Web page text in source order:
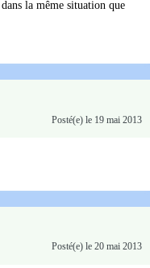
la même situation que
Posté(e) le 19 mai 2013
Posté(e) le 20 mai 2013